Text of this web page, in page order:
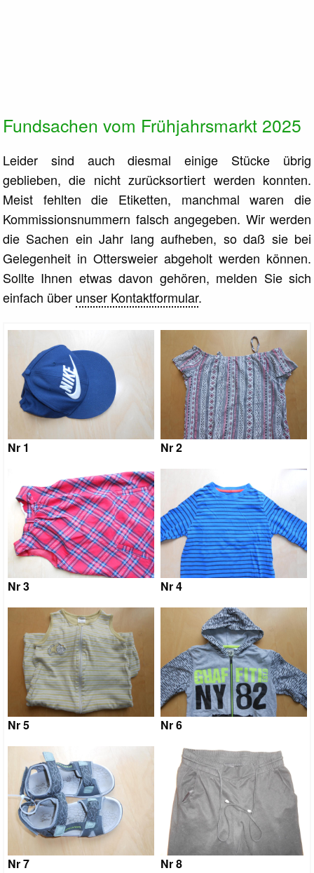
Fundsachen vom Frühjahrsmarkt 2025
Leider sind auch diesmal einige Stücke übrig
geblieben, die nicht zurücksortiert werden konnten.
Meist fehlten die Etiketten, manchmal waren die
Kommissionsnummern falsch angegeben. Wir werden
die Sachen ein Jahr lang aufheben, so daß sie bei
Gelegenheit in Ottersweier abgeholt werden können.
Sollte Ihnen etwas davon gehören, melden Sie sich
einfach über unser Kontaktformular.
Nr 1 Nr 2
Nr 3 Nr 4
Nr 5 Nr 6
Nr 7 Nr 8